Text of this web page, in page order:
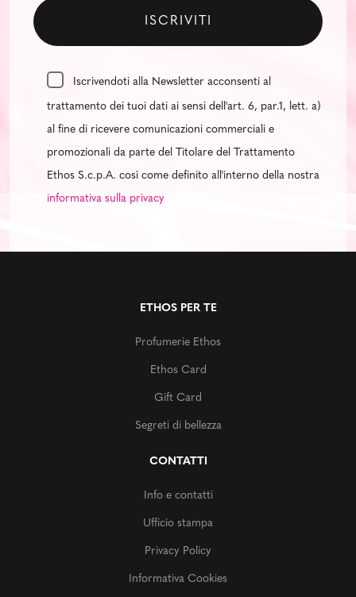
Iscrivendoti alla Newsletter acconsenti al
trattamento dei tuoi dati ai sensi dell'art. 6, par.1, lett. a)
al fine di ricevere comunicazioni commerciali e
promozionali da parte del Titolare del Trattamento
Ethos S.c.p.A. così come definito all'interno della nostra
informativa sulla privacy
ETHOS PER TE
Profumerie Ethos
Ethos Card
Gift Card
Segreti di bellezza
CONTATTI
Info e contatti
Ufficio stampa
Privacy Policy
Informativa Cookies